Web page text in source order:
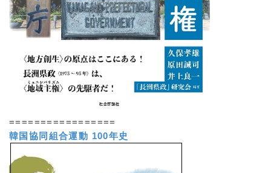
=================
韓国協同組合運動 100年史